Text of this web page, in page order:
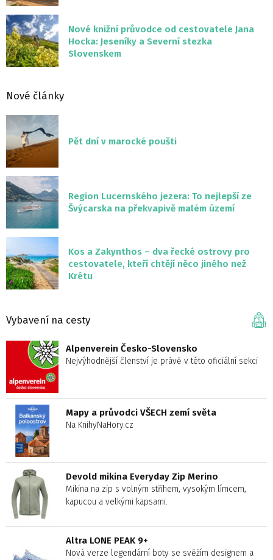
Nové knižní průvodce od cestovatele Jana
Hocka: Jeseníky a Severní stezka
Slovenskem
Nové články
Pět dní v marocké poušti
Region Lucernského jezera: To nejlepší ze
Švýcarska na překvapivě malém území
Kos a Zakynthos – dva řecké ostrovy pro
cestovatele, kteří chtějí něco jiného než
Krétu
Vybavení na cesty
Alpenverein Česko-Slovensko
Nejvýhodnější členství je právě v této oficiální sekci
Mapy a průvodci VŠECH zemí světa
Na KnihyNaHory.cz
Devold mikina Everyday Zip Merino
Mikina na zip s volným střihem, vysokým límcem,
kapucou a velkými kapsami.
Altra LONE PEAK 9+
Nová verze legendární boty se svěžím designem a